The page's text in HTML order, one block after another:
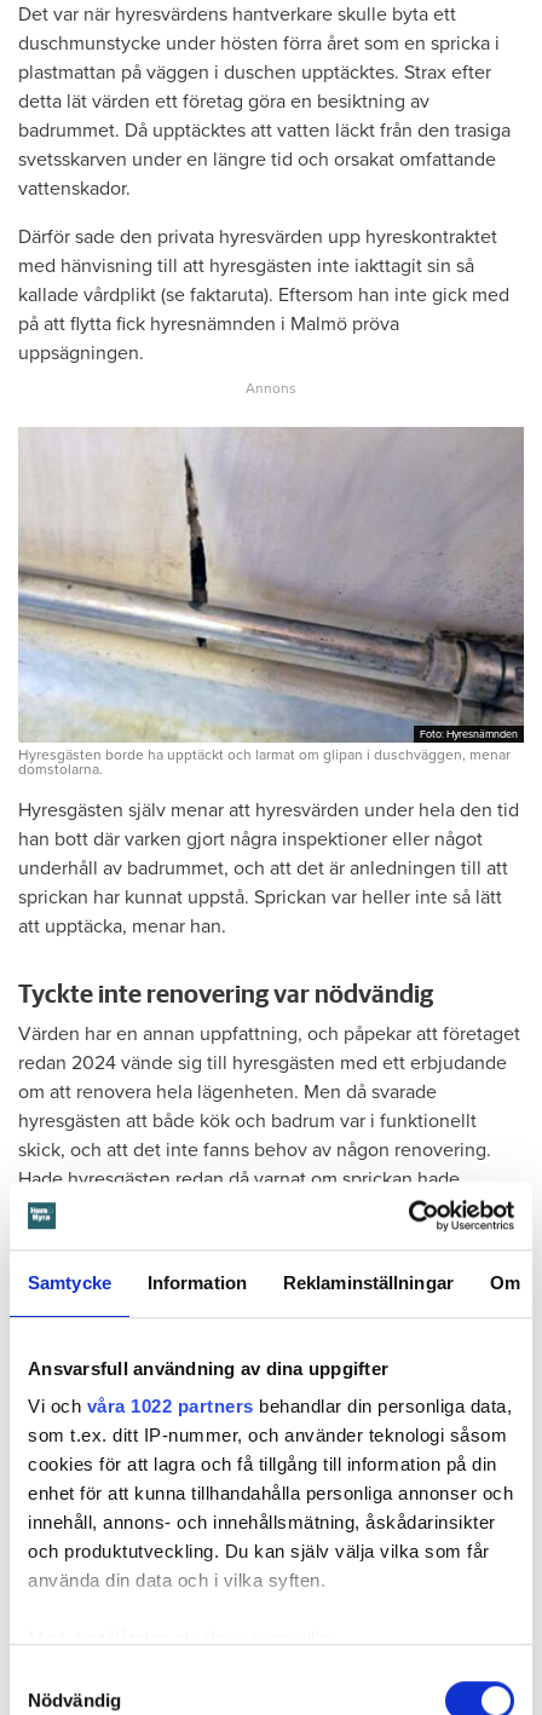
Samtycke Information Reklaminställningar Om
Ansvarsfull användning av dina uppgifter
Vi och våra 1022 partners behandlar din personliga data,
som t.ex. ditt IP-nummer, och använder teknologi såsom
cookies för att lagra och få tillgång till information på din
enhet för att kunna tillhandahålla personliga annonser och
innehåll, annons- och innehållsmätning, åskådarinsikter
och produktutveckling. Du kan själv välja vilka som får
använda din data och i vilka syften.
som kan ha en noggrannhet på upp till flera meter
Nödvändig
Det var när hyresvärdens hantverkare skulle byta ett
duschmunstycke under hösten förra året som en spricka i
plastmattan på väggen i duschen upptäcktes. Strax efter
detta lät värden ett företag göra en besiktning av
badrummet. Då upptäcktes att vatten läckt från den trasiga
svetsskarven under en längre tid och orsakat omfattande
vattenskador.
Därför sade den privata hyresvärden upp hyreskontraktet
med hänvisning till att hyresgästen inte iakttagit sin så
kallade vårdplikt (se faktaruta). Eftersom han inte gick med
på att flytta fick hyresnämnden i Malmö pröva
uppsägningen.
Foto: Hyresnämnden
Foto: Hyresnämnden
Hyresgästen borde ha upptäckt och larmat om glipan i duschväggen, menar
domstolarna.
Hyresgästen själv menar att hyresvärden under hela den tid
han bott där varken gjort några inspektioner eller något
underhåll av badrummet, och att det är anledningen till att
sprickan har kunnat uppstå. Sprickan var heller inte så lätt
att upptäcka, menar han.
Tyckte inte renovering var nödvändig
Värden har en annan uppfattning, och påpekar att företaget
redan 2024 vände sig till hyresgästen med ett erbjudande
om att renovera hela lägenheten. Men då svarade
hyresgästen att både kök och badrum var i funktionellt
skick, och att det inte fanns behov av någon renovering.
Hade hyresgästen redan då varnat om sprickan hade
skadorna inte blivit lika omfattande och dyra att åtgärda,
menar värden.
Hyresnämnden gick på värdens linje och beslutade att
kontraktet skulle upphöra från sista januari 2026.
som den var och satt där den satt ha insett att den kunde
medföra större problem, menar hyresnämnden.
Får mer tid på sig att flytta
Beslutet överklagades till Svea hovrätt
som nu har kommit
med ett beslut. Den enda ändringen är att hyresgästen får
längre tid på sig att flytta – något som hyresvärden inför
domen sagt sig villig att gå med på. Innan 2 november i år